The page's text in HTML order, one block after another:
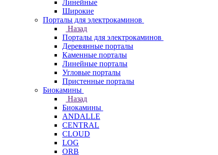
Линейные
Широкие
Порталы для электрокаминов
Назад
Порталы для электрокаминов
Деревянные порталы
Каменные порталы
Линейные порталы
Угловые порталы
Пристенные порталы
Биокамины
Назад
Биокамины
ANDALLE
CENTRAL
CLOUD
LOG
ORB